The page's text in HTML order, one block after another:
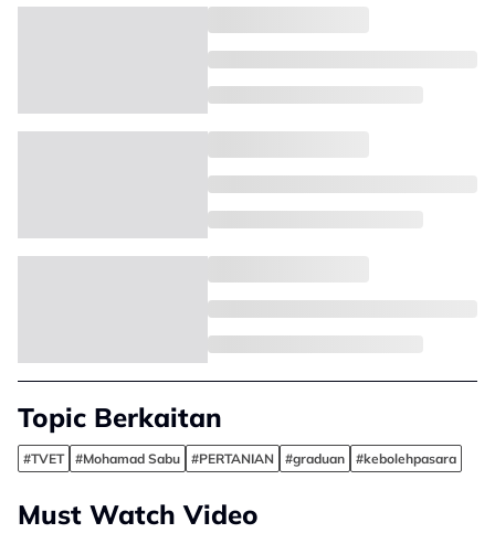
Topic Berkaitan
#TVET #Mohamad Sabu #PERTANIAN #graduan #kebolehpasara
Must Watch Video